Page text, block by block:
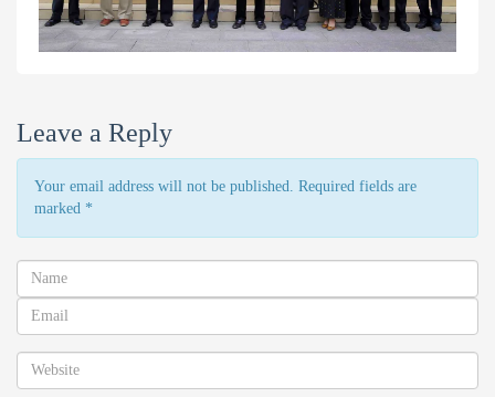
Leave a Reply
Your email address will not be published. Required fields are
marked *